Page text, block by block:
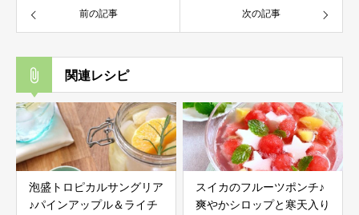
前の記事 次の記事
関連レシピ
泡盛トロピカルサングリア
♪パインアップル＆ライチ
スイカのフルーツポンチ♪
爽やかシロップと寒天入り